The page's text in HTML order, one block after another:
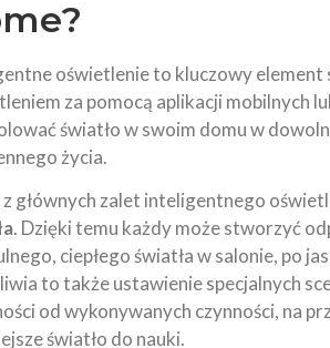
oświetlenie to kluczowy
za pomocą aplikacji mobilnych
światło w swoim domu w
życia.
z głównych zalet inteligentnego
. Dzięki temu każdy może stworzyć
ciepłego światła w salonie, po
to także ustawienie specjalnych
od wykonywanych czynności, na
światło do nauki.